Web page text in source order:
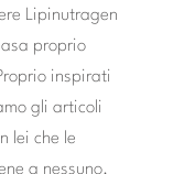
Lipinutragen
proprio
inspirati
gli articoli
lei che le
a nessuno.